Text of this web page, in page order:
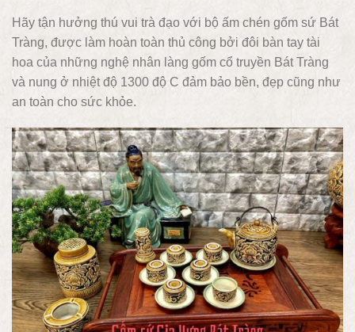
Hãy tận hưởng thú vui trà đạo với bộ ấm chén gốm sứ Bát
Tràng, được làm hoàn toàn thủ công bởi đôi bàn tay tài
hoa của những nghệ nhân làng gốm cổ truyền Bát Tràng
và nung ở nhiệt độ 1300 độ C đảm bảo bền, đẹp cũng như
an toàn cho sức khỏe.